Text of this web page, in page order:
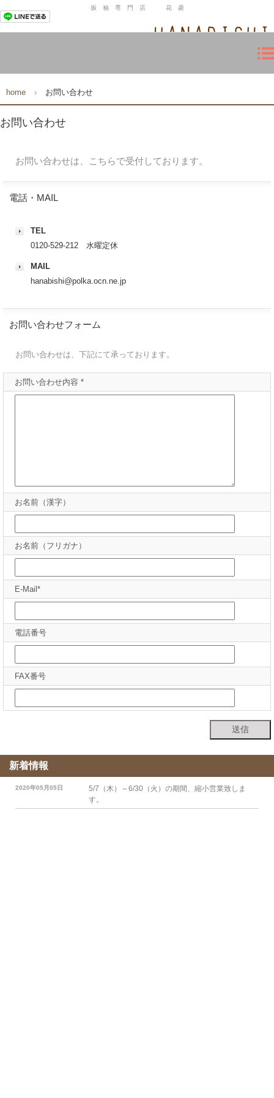
振 袖 専 門 店 花 菱
〒471-0076 豊田市久保町3-27-5 ☎0120-529-212
home › お問い合わせ
お問い合わせ
お問い合わせは、こちらで受付しております。
電話・MAIL
TEL
0120-529-212 水曜定休
MAIL
hanabishi@polka.ocn.ne.jp
お問い合わせフォーム
お問い合わせは、下記にて承っております。
お問い合わせ内容 *
お名前（漢字）
お名前（フリガナ）
E-Mail*
電話番号
FAX番号
新着情報
2020年05月05日
5/7（木）～6/30（火）の期間、縮小営業致しま
す。